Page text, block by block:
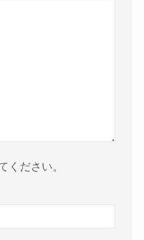
ください。